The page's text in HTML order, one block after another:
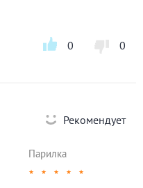
0 0
Рекомендует
Парилка
★ ★ ★ ★ ★